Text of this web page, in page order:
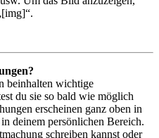
beinhalten wichtige
du sie so bald wie möglich
erscheinen ganz oben in
deinem persönlichen Bereich.
schreiben kannst oder